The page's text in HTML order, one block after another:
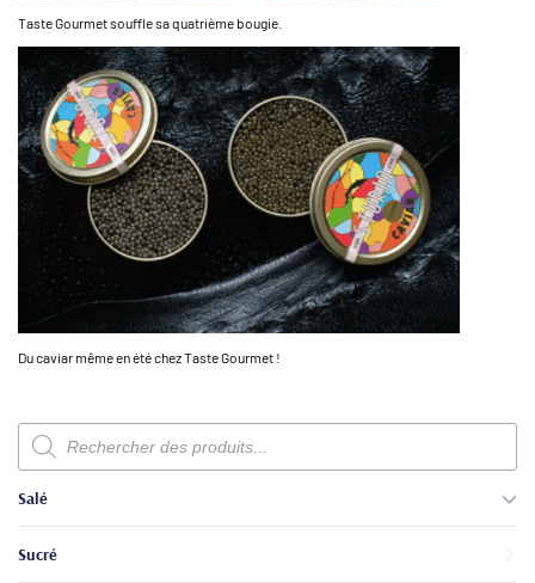
Taste Gourmet souffle sa quatrième bougie.
Du caviar même en été chez Taste Gourmet !
Recherche
de
produits
Salé
Sucré